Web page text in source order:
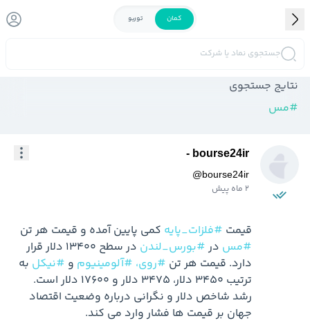
کمان توربو
جستجوی نماد یا شرکت
نتایج جستجوی
#مس
bourse24ir -
@bourse24ir
2 ماه پیش
قیمت #فلزات_پایه کمی پایین آمده و قیمت هر تن
#مس در #بورس_لندن
دارد. قیمت هر تن #روی، #آلومینیوم و #نیکل
جهان بر قیمت ها فشار وارد می کند.